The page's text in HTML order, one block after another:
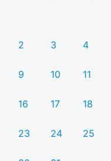
2 3 4
9 10 11
16 17 18
23 24 25